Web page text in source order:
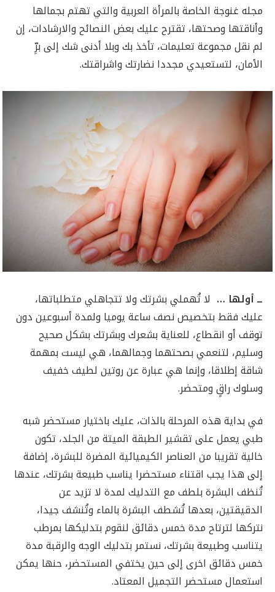
مجله غنوجة الخاصة بالمرأة العربية والتي تهتم بجمالها
وأناقتها وصحتها، تقترح عليك بعض النصائح والارشادات، إن
لم نقل مجموعة تعليمات، تأخذ بك وبلا أدنى شك إلى برِّ
الأمان، لتستعيدي مجددا نضارتك واشراقتك.
ــ أولها … لا تُهملي بشرتك ولا تتجاهلي متطلباتها،
عليك فقط بتخصيص نصف ساعة يوميا ولمدة أسبوعين دون
توقف أو انقطاع، للعناية بشعرك وبشرتك بشكل صحيح
وسليم، لتنعمي بصحتهما وجمالهما، هي ليست بمهمة
شاقة إطلاقا، وإنما هي عبارة عن روتين لطيف خفيف
وسلوك راقٍ ومتحضر.
في بداية هذه المرحلة بالذات، عليك باختيار مستحضر شبه
طبي يعمل على تقشير الطبقة الميتة من الجلد، تكون
خالية تقريبا من العناصر الكيميائية المضرة للبشرة، إضافة
إلى هذا يجب اقتناء مستحضرا يناسب طبيعة بشرتك، عندها
تُنظف البشرة بلطف مع التدليك لمدة لا تزيد عن
الدقيقتين، بعدها تُشطف البشرة بالماء وتُنشف جيدا،
نتركها لترتاح مدة خمس دقائق لنقوم بتدليكها بمرطب
يتناسب وطبيعة بشرتك، نستمر بتدليك الوجه والرقبة مدة
خمس دقائق اخرى إلى حين يختفي المستحضر، حنها يمكن
استعمال مستحضر التجميل المعتاد.